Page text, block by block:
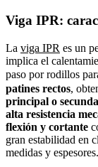
Viga IPR:
La viga IPR es un
implica el
paso por rodillos
patines rectos,
principal o
alta resistencia
flexión y cortante
gran estabilidad en
medidas y espesores.